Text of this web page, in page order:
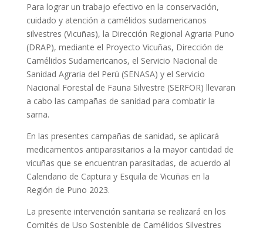
Para lograr un trabajo efectivo en la conservación,
cuidado y atención a camélidos sudamericanos
silvestres (Vicuñas), la Dirección Regional Agraria Puno
(DRAP), mediante el Proyecto Vicuñas, Dirección de
Camélidos Sudamericanos, el Servicio Nacional de
Sanidad Agraria del Perú (SENASA) y el Servicio
Nacional Forestal de Fauna Silvestre (SERFOR) llevaran
a cabo las campañas de sanidad para combatir la
sarna.
En las presentes campañas de sanidad, se aplicará
medicamentos antiparasitarios a la mayor cantidad de
vicuñas que se encuentran parasitadas, de acuerdo al
Calendario de Captura y Esquila de Vicuñas en la
Región de Puno 2023.
La presente intervención sanitaria se realizará en los
Comités de Uso Sostenible de Camélidos Silvestres